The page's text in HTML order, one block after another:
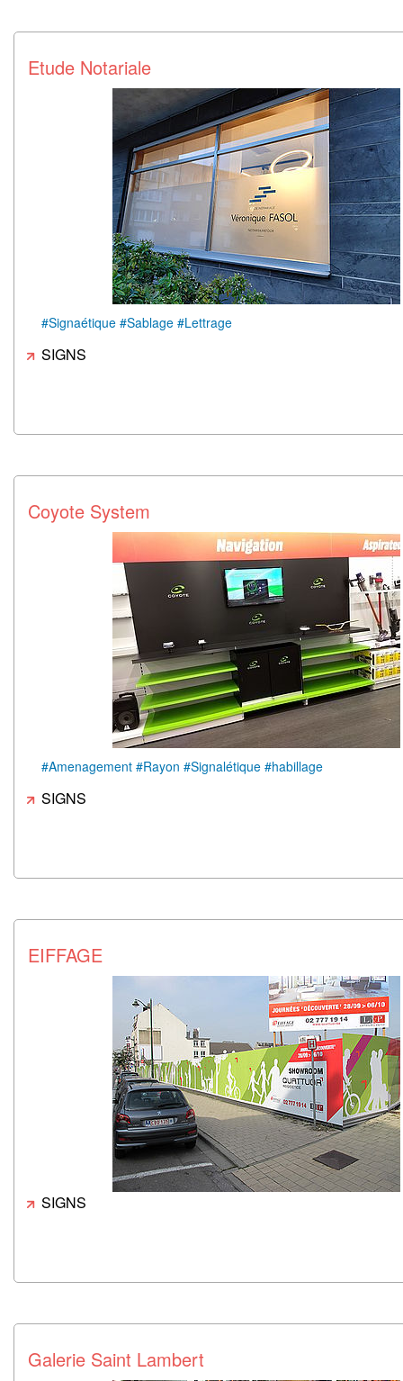
Etude Notariale
#Signaétique #Sablage #Lettrage
SIGNS
Coyote System
#Amenagement #Rayon #Signalétique #habillage
SIGNS
EIFFAGE
SIGNS
Galerie Saint Lambert